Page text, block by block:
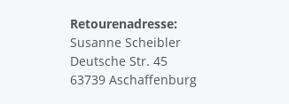
Retourenadresse:
Susanne Scheibler
Deutsche Str. 45
63739 Aschaffenburg